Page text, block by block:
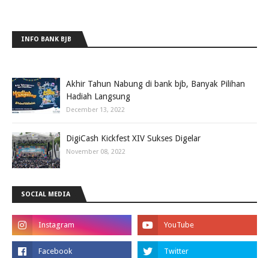
INFO BANK BJB
Akhir Tahun Nabung di bank bjb, Banyak Pilihan
Hadiah Langsung
December 13, 2022
DigiCash Kickfest XIV Sukses Digelar
November 08, 2022
SOCIAL MEDIA